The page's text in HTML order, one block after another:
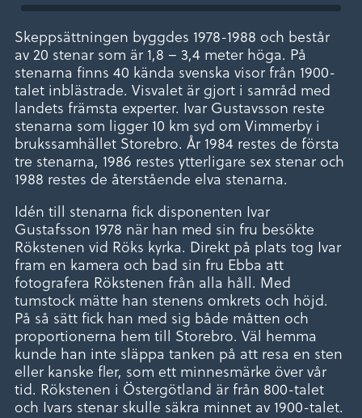
Skeppsättningen byggdes 1978-1988 och består
av 20 stenar som är 1,8 – 3,4 meter höga. På
stenarna finns 40 kända svenska visor från 1900-
talet inblästrade. Visvalet är gjort i samråd med
landets främsta experter. Ivar Gustavsson reste
stenarna som ligger 10 km syd om Vimmerby i
brukssamhället Storebro. År 1984 restes de första
tre stenarna, 1986 restes ytterligare sex stenar och
1988 restes de återstående elva stenarna.
Idén till stenarna fick disponenten Ivar
Gustafsson 1978 när han med sin fru besökte
Rökstenen vid Röks kyrka. Direkt på plats tog Ivar
fram en kamera och bad sin fru Ebba att
fotografera Rökstenen från alla håll. Med
tumstock mätte han stenens omkrets och höjd.
På så sätt fick han med sig både måtten och
proportionerna hem till Storebro. Väl hemma
kunde han inte släppa tanken på att resa en sten
eller kanske fler, som ett minnesmärke över vår
tid. Rökstenen i Östergötland är från 800-talet
och Ivars stenar skulle säkra minnet av 1900-talet.